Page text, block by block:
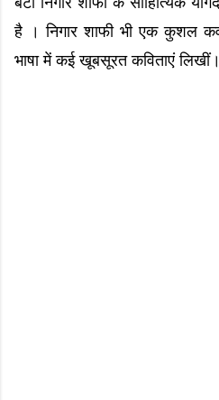
है । निगार शाफी भी एक कुशल
भाषा में कई खूबसूरत कविताएं लिखीं।